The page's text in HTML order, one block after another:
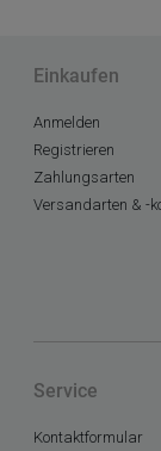
Einkaufen
Anmelden
Registrieren
Zahlungsarten
Versandarten & -
Service
Kontaktformular